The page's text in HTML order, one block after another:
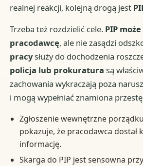
realnej reakcji, kolejną drogą jest
Trzeba też rozdzielić cele. PIP
pracodawcę, ale nie zasądzi
pracysłuży do dochodzenia
policja lub prokuratura są
zachowania wykraczają poza
i mogą wypełniać znamiona
Zgłoszenie wewnętrzne
pokazuje, że pracodawca dostał
informację.
Skarga do PIP jest sensowna